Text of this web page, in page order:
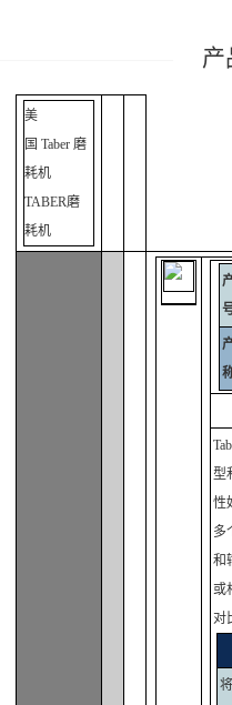
耐摩擦试验系列
产
美
国 Taber 磨
耗机
TABER磨
耗机
型
性
多
和
或
对